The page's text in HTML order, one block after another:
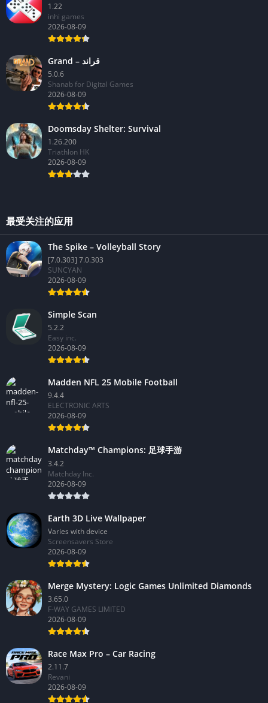
1.22
inhi games
2026-08-09
Grand – قراند
5.0.6
Shanab for Digital Games
2026-08-09
Doomsday Shelter: Survival
1.26.200
Triathlon HK
2026-08-09
最受关注的应用
The Spike – Volleyball Story
[7.0.303] 7.0.303
SUNCYAN
2026-08-09
Simple Scan
5.2.2
Easy inc.
2026-08-09
Madden NFL 25 Mobile Football
9.4.4
ELECTRONIC ARTS
2026-08-09
Matchday™ Champions: 足球手游
3.4.2
Matchday Inc.
2026-08-09
Earth 3D Live Wallpaper
Varies with device
Screensavers Store
2026-08-09
Merge Mystery: Logic Games Unlimited Diamonds
3.65.0
F-WAY GAMES LIMITED
2026-08-09
Race Max Pro – Car Racing
2.11.7
Revani
2026-08-09